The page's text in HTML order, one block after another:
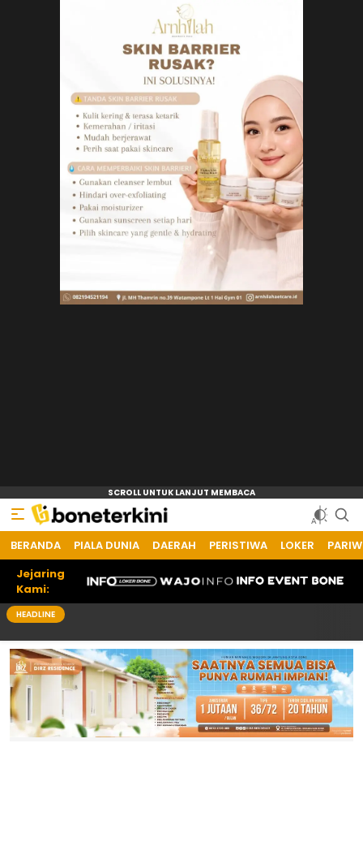
Bone Terkini
Referensi Informasi Terkini
BERANDA PIALA DUNIA DAERAH PERISTIWA LOKER
Jejaring
Kami:
HEADLINE